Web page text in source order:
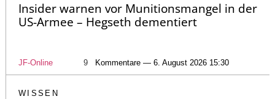
Insider warnen vor Munitionsmangel in der
US-Armee – Hegseth dementiert
JF-Online 9 Kommentare — 6. August 2026 15:30
WISSEN